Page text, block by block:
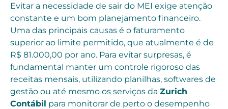
Evitar a necessidade de sair do MEI exige atenção
constante e um bom planejamento financeiro.
Uma das principais causas é o faturamento
superior ao limite permitido, que atualmente é de
R$ 81.000,00 por ano. Para evitar surpresas, é
fundamental manter um controle rigoroso das
receitas mensais, utilizando planilhas, softwares de
gestão ou até mesmo os serviços da Zurich
Contábil para monitorar de perto o desempenho